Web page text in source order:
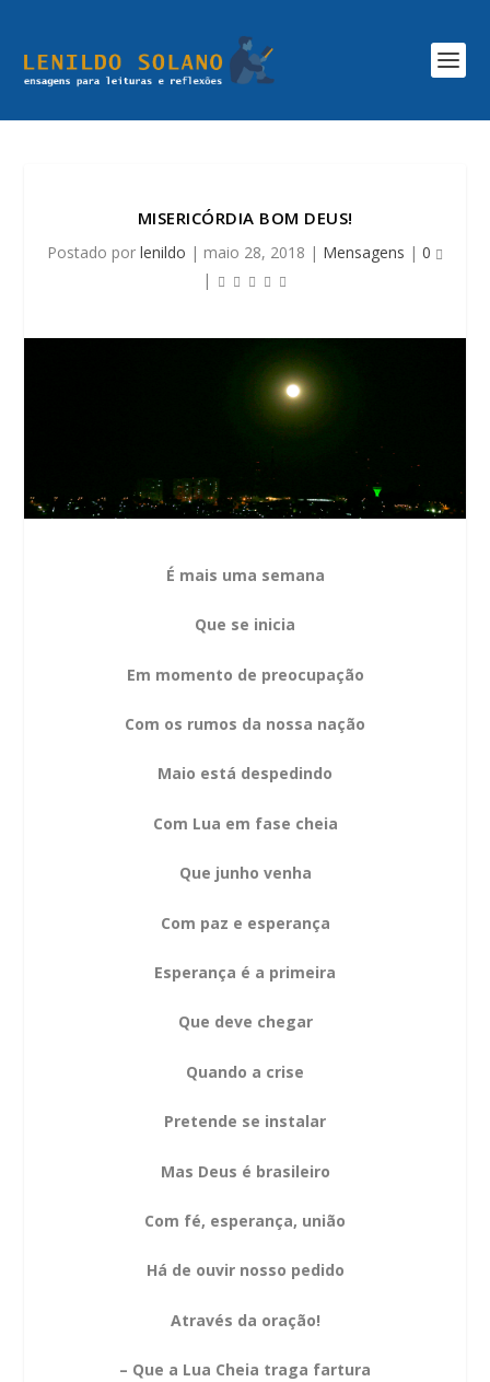
MISERICÓRDIA BOM DEUS!
Postado por lenildo | maio 28, 2018 | Mensagens | 0
|
É mais uma semana
Que se inicia
Em momento de preocupação
Com os rumos da nossa nação
Maio está despedindo
Com Lua em fase cheia
Que junho venha
Com paz e esperança
Esperança é a primeira
Que deve chegar
Quando a crise
Pretende se instalar
Mas Deus é brasileiro
Com fé, esperança, união
Há de ouvir nosso pedido
Através da oração!
– Que a Lua Cheia traga fartura